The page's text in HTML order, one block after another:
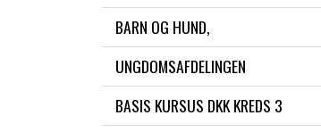
BARN OG HUND,
UNGDOMSAFDELINGEN
BASIS KURSUS DKK KREDS 3